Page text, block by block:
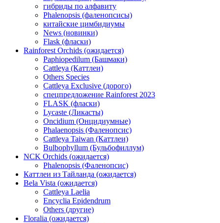
гибриды по алфавиту
Phalenopsis (фаленопсисы)
китайские цимбидиумы
News (новинки)
Flask (фласки)
Rainforest Orchids (ожидается)
Paphiopedilum (Башмаки)
Cattleya (Каттлеи)
Others Species
Cattleya Exclusive (дорого)
спецпредложение Rainforest 2023
FLASK (фласки)
Lycaste (Ликасты)
Oncidium (Онцидиумные)
Phalaenopsis (Фаленопсис)
Cattleya Taiwan (Каттлеи)
Bulbophyllum (Бульбофиллум)
NCK Orchids (ожидается)
Phalenopsis (Фаленопсис)
Каттлеи из Тайланда (ожидается)
Bela Vista (ожидается)
Cattleya Laelia
Encyclia Epidendrum
Others (другие)
Floralia (ожидается)